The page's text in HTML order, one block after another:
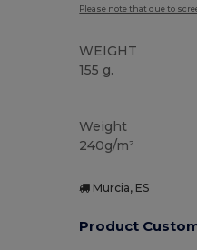
Please note that due to
WEIGHT
155 g.
Weight
240g/m²
Murcia, ES
Product